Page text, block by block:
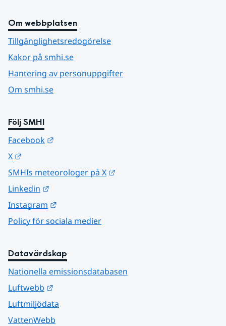
Om webbplatsen
Tillgänglighetsredogörelse
Kakor på smhi.se
Hantering av personuppgifter
Om smhi.se
Följ SMHI
Facebook
X
SMHIs meteorologer på X
Linkedin
Instagram
Policy för sociala medier
Datavärdskap
Nationella emissionsdatabasen
Luftwebb
Luftmiljödata
VattenWebb